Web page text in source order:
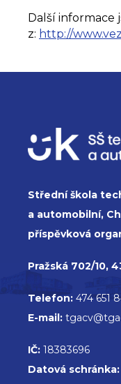
Další informace
z: http://
Střední škola
a automobilní,
příspěvková
Pražská 702/10,
Telefon: 474 651
E-mail:
IČ: 18383696
Datová schránka: